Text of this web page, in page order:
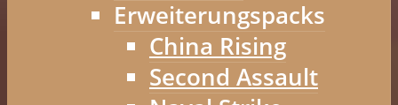
Erweiterungspacks
China Rising
Second Assault